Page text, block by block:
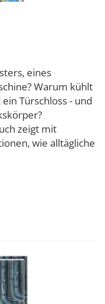
eines
Warum kühlt
Türschloss - und
zeigt mit
wie alltägliche